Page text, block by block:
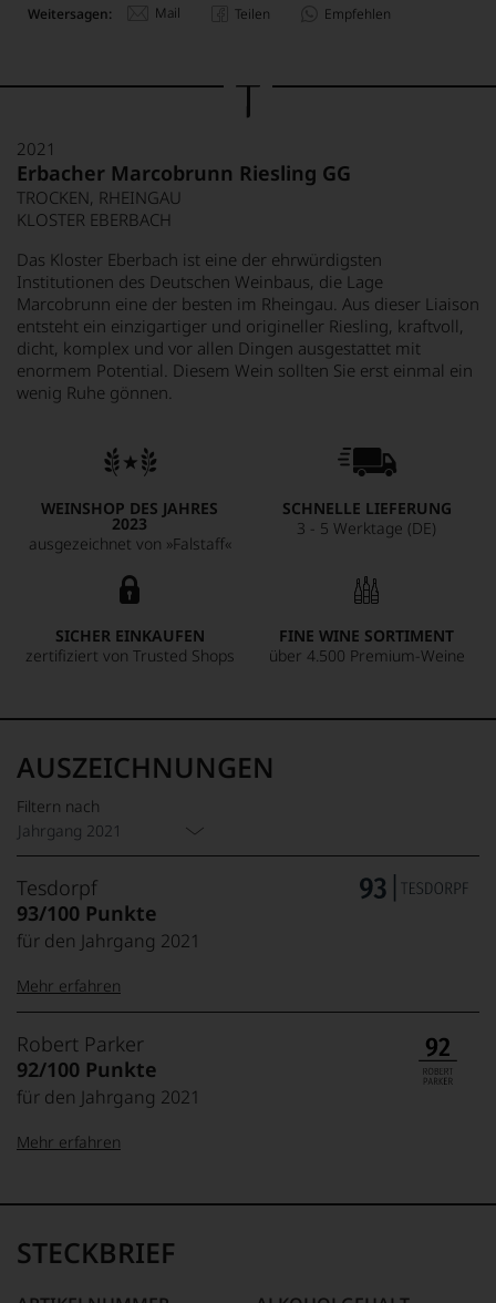
Weitersagen: Mail Teilen Empfehlen
2021
Erbacher Marcobrunn Riesling GG
TROCKEN, RHEINGAU
KLOSTER EBERBACH
Das Kloster Eberbach ist eine der ehrwürdigsten
Institutionen des Deutschen Weinbaus, die Lage
Marcobrunn eine der besten im Rheingau. Aus dieser Liaison
entsteht ein einzigartiger und origineller Riesling, kraftvoll,
dicht, komplex und vor allen Dingen ausgestattet mit
enormem Potential. Diesem Wein sollten Sie erst einmal ein
wenig Ruhe gönnen.
WEINSHOP DES JAHRES
2023
ausgezeichnet von »Falstaff«
SCHNELLE LIEFERUNG
3 - 5 Werktage (DE)
SICHER EINKAUFEN
zertifiziert von Trusted Shops
FINE WINE SORTIMENT
über 4.500 Premium-Weine
AUSZEICHNUNGEN
Filtern nach
Jahrgang 2021
Tesdorpf
93/100 Punkte
für den Jahrgang 2021
99–100 Punkte:
95–98 Punkte:
85–89 Punkte:
Tesdorpf
Der
Name
Tesdorpf
für
für
edlen
der
Mehr erfahren
Robert Parker
92/100 Punkte
für den Jahrgang 2021
Parker
Ganz
ohne
Mehr erfahren
STECKBRIEF